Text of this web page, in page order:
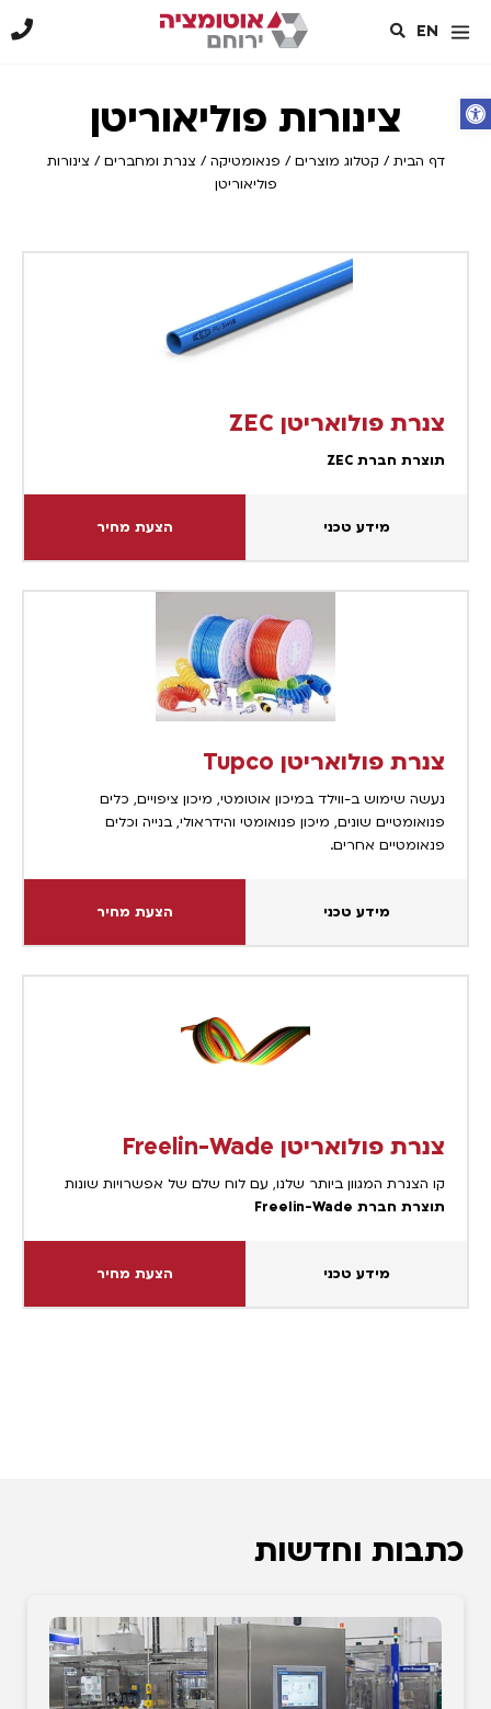
פתח סרגל נגישות
EN
צינורות פוליאוריטן
דף הבית/ קטלוג מוצרים/ פנאומטיקה/ צנרת ומחברים/ צינורות
פוליאוריטן
צנרת פולואריטן ZEC
תוצרת חברת ZEC
מידע טכני הצעת מחיר
צנרת פולואריטן Tupco
נעשה שימוש ב-ווילד במיכון אוטומטי, מיכון ציפויים, כלים
פנואומטיים שונים, מיכון פנואומטי והידראולי, בנייה וכלים
פנאומטיים אחרים.
מידע טכני הצעת מחיר
צנרת פולואריטן Freelin-Wade
קו הצנרת המגוון ביותר שלנו, עם לוח שלם של אפשרויות שונות
תוצרת חברת Freelin-Wade
מידע טכני הצעת מחיר
כתבות וחדשות